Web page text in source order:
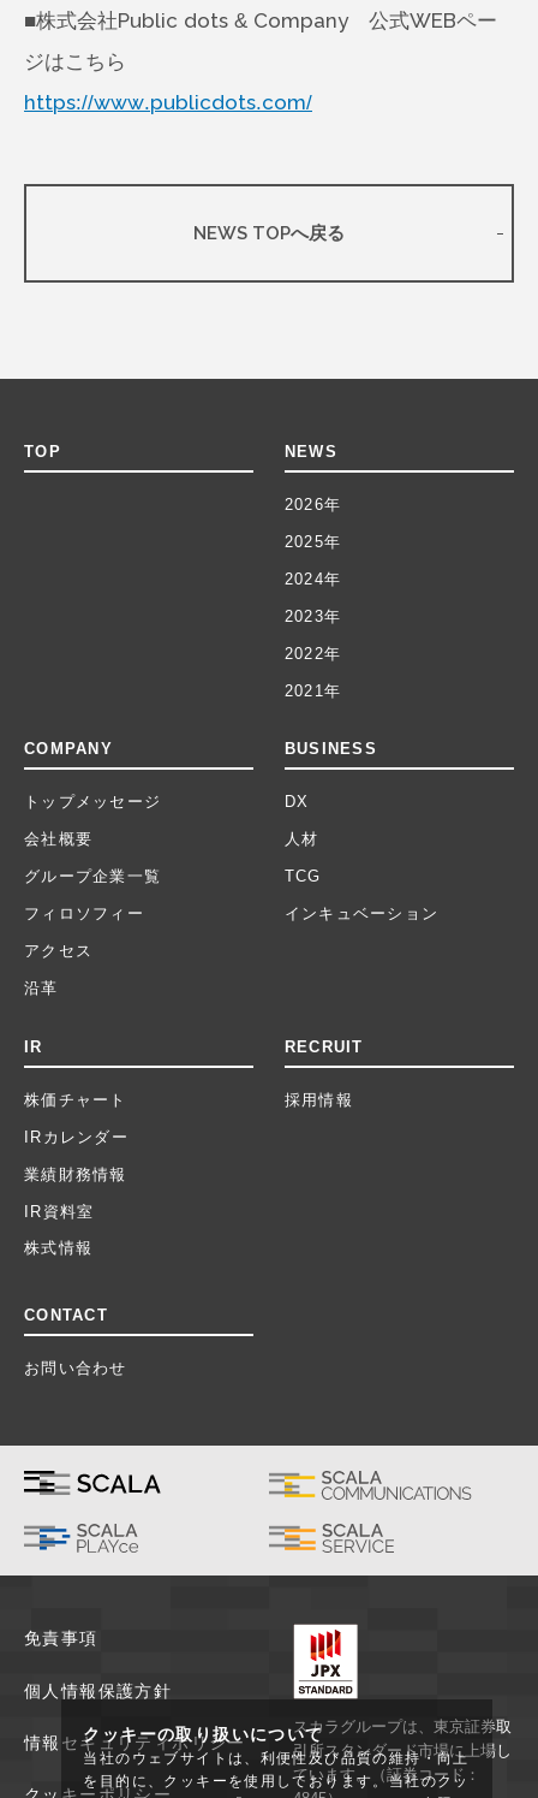
■株式会社Public dots & Company 公式WEBペー
ジはこちら
https://www.publicdots.com/
NEWS TOPへ戻る
TOP NEWS
2026年
2025年
2024年
2023年
2022年
2021年
COMPANY
トップメッセージ
会社概要
グループ企業一覧
フィロソフィー
アクセス
沿革
BUSINESS
DX
人材
TCG
インキュベーション
IR
株価チャート
IRカレンダー
業績財務情報
IR資料室
株式情報
RECRUIT
採用情報
CONTACT
お問い合わせ
免責事項
個人情報保護方針
情報セキュリティポリシー
スカラグループは、東京証券取
引所スタンダード市場に上場し
ています。（証券コード：
クッキーの取り扱いについて
当社のウェブサイトは、利便性及び品質の維持・向上
を目的に、クッキーを使用しております。当社のクッ